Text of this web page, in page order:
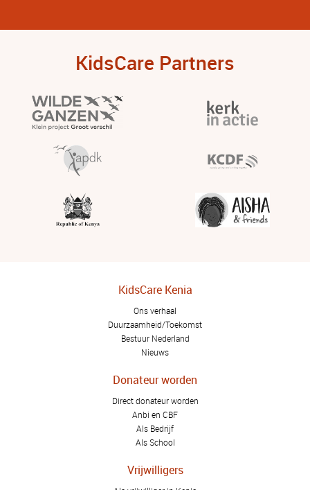
KidsCare Partners
KidsCare Kenia
Ons verhaal
Duurzaamheid/Toekomst
Bestuur Nederland
Nieuws
Donateur worden
Direct donateur worden
Anbi en CBF
Als Bedrijf
Als School
Vrijwilligers